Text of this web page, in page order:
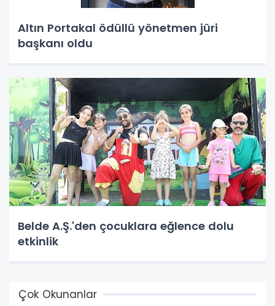
Altın Portakal ödüllü yönetmen jüri
başkanı oldu
Belde A.Ş.'den çocuklara eğlence dolu
etkinlik
Çok Okunanlar